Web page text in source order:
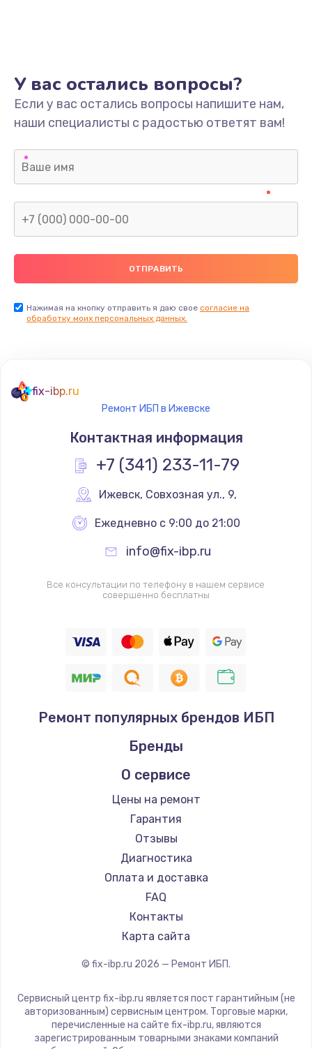
У вас остались вопросы?
Если у вас остались вопросы напишите нам,
наши специалисты с радостью ответят вам!
Нажимая на кнопку отправить я даю свое согласие на
обработку моих персональных данных.
fix-ibp.ru
Ремонт ИБП в Ижевске
Контактная информация
+7 (341) 233-11-79
Ижевск, Совхозная ул., 9,
Ежедневно с 9:00 до 21:00
info@fix-ibp.ru
Все консультации по телефону в нашем сервисе
совершенно бесплатны
Ремонт популярных брендов ИБП
Бренды
О сервисе
Цены на ремонт
Гарантия
Отзывы
Диагностика
Оплата и доставка
FAQ
Контакты
Карта сайта
© fix-ibp.ru 2026 — Ремонт ИБП.
Сервисный центр fix-ibp.ru является пост гарантийным (не
авторизованным) сервисным центром. Торговые марки,
перечисленные на сайте fix-ibp.ru, являются
зарегистрированным товарными знаками компаний